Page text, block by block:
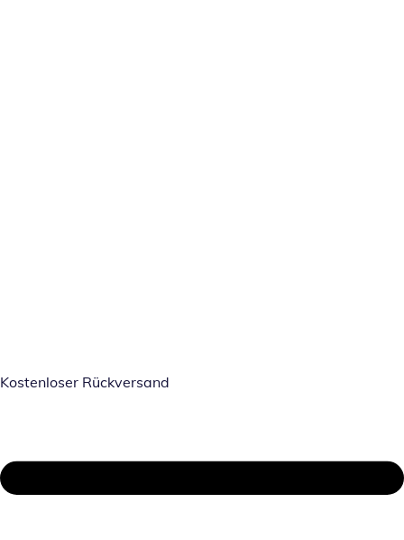
Kostenloser Rückversand